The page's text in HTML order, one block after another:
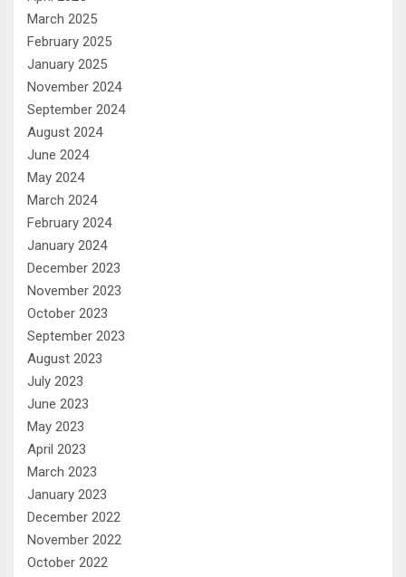
March 2025
February 2025
January 2025
November 2024
September 2024
August 2024
June 2024
May 2024
March 2024
February 2024
January 2024
December 2023
November 2023
October 2023
September 2023
August 2023
July 2023
June 2023
May 2023
April 2023
March 2023
January 2023
December 2022
November 2022
October 2022